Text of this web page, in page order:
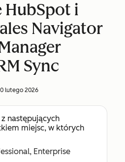
HubSpot i
Navigator
Sync
lutego 2026
następujących
miejsc, w których
Enterprise